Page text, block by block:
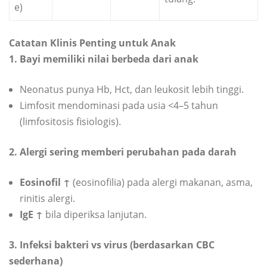
e)
Catatan Klinis Penting untuk Anak
1. Bayi memiliki nilai berbeda dari anak
Neonatus punya Hb, Hct, dan leukosit lebih tinggi.
Limfosit mendominasi pada usia <4–5 tahun
(limfositosis fisiologis).
2. Alergi sering memberi perubahan pada darah
Eosinofil ↑ (eosinofilia) pada alergi makanan, asma,
rinitis alergi.
IgE ↑ bila diperiksa lanjutan.
3. Infeksi bakteri vs virus (berdasarkan CBC
sederhana)